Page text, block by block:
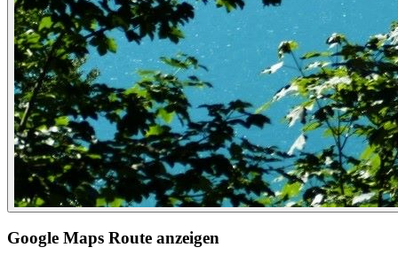
Google Maps Route anzeigen